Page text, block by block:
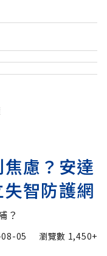
慮？安達
智防護網
？
05 瀏覽數 1,450+